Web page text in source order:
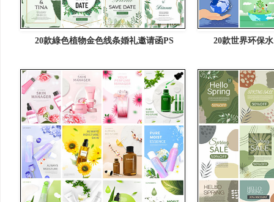
20款綠色植物金色线条婚礼邀请函PS 20款世界环保